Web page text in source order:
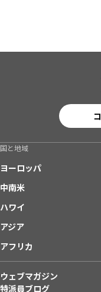
国と地域
ヨーロッパ
中南米
ハワイ
アジア
アフリカ
ウェブマガジン
特派員ブログ